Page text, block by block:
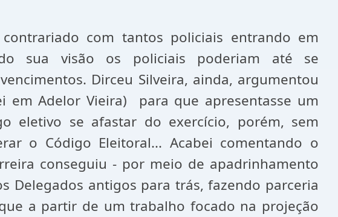
com tantos policiais entrando em
sua visão os policiais poderiam até se
Dirceu Silveira, ainda, argumentou
em Adelor Vieira) para que apresentasse um
eletivo se afastar do exercício, porém, sem
o Código Eleitoral... Acabei comentando o
conseguiu - por meio de apadrinhamento
Delegados antigos para trás, fazendo parceria
a partir de um trabalho focado na projeção